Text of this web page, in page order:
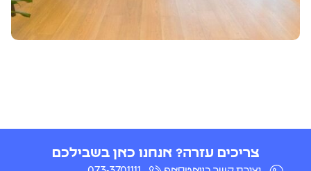
צריכים עזרה? אנחנו כאן בשבילכם